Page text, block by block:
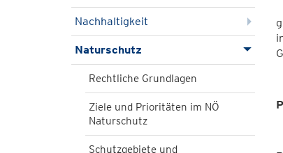
Nachhaltigkeit
Naturschutz
Rechtliche Grundlagen
Ziele und Prioritäten im NÖ
Naturschutz
Schutzgebiete und